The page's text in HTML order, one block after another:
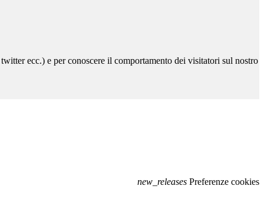
ecc.) e per conoscere il comportamento dei visitatori sul nostro
new_releases Preferenze cookies